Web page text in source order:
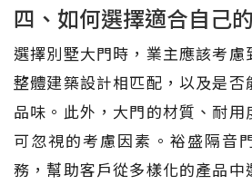
四、如何選擇適合自己
選擇別墅大門時，業主應該考
整體建築設計相匹配，以及是否
品味。此外，大門的材質、耐用
可忽視的考慮因素。裕盛隔音
務，幫助客戶從多樣化的產品中